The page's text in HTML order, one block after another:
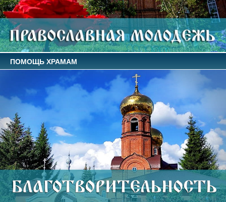
ПОМОЩЬ ХРАМАМ